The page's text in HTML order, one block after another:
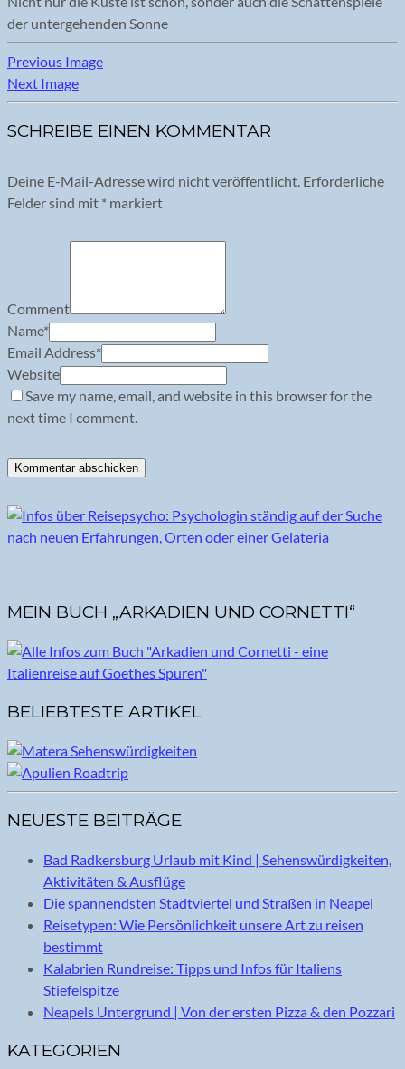
der untergehenden Sonne
Previous Image
Next Image
SCHREIBE EINEN KOMMENTAR
Deine E-Mail-Adresse wird nicht veröffentlicht. Erforderliche
Felder sind mit * markiert
Comment
Name*
Email Address*
Website
Save my name, email, and website in this browser for the
next time I comment.
MEIN BUCH „ARKADIEN UND CORNETTI“
BELIEBTESTE ARTIKEL
NEUESTE BEITRÄGE
Bad Radkersburg Urlaub mit Kind | Sehenswürdigkeiten,
Aktivitäten & Ausflüge
Die spannendsten Stadtviertel und Straßen in Neapel
Reisetypen: Wie Persönlichkeit unsere Art zu reisen
bestimmt
Kalabrien Rundreise: Tipps und Infos für Italiens
Stiefelspitze
Neapels Untergrund | Von der ersten Pizza & den Pozzari
KATEGORIEN